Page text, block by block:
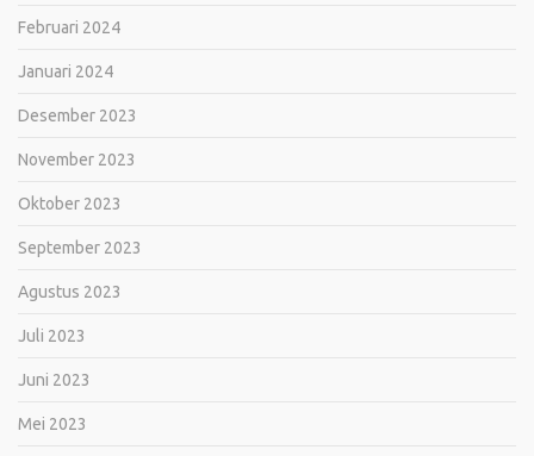
Februari 2024
Januari 2024
Desember 2023
November 2023
Oktober 2023
September 2023
Agustus 2023
Juli 2023
Juni 2023
Mei 2023